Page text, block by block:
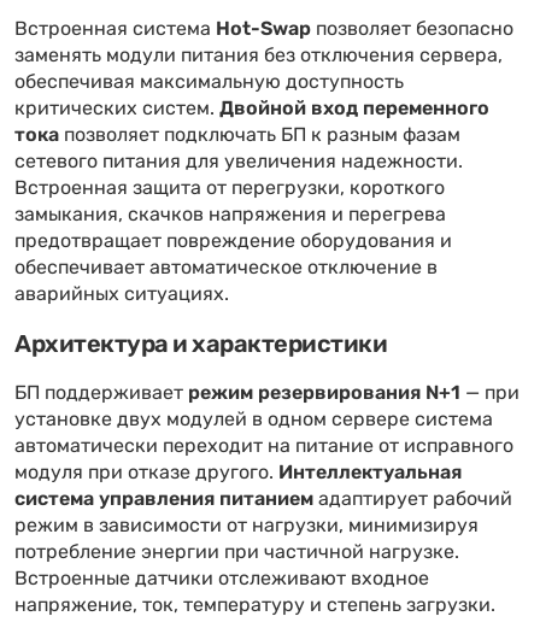
Встроенная система Hot-Swap позволяет безопасно
заменять модули питания без отключения сервера,
обеспечивая максимальную доступность
критических систем. Двойной вход переменного
тока позволяет подключать БП к разным фазам
сетевого питания для увеличения надежности.
Встроенная защита от перегрузки, короткого
замыкания, скачков напряжения и перегрева
предотвращает повреждение оборудования и
обеспечивает автоматическое отключение в
аварийных ситуациях.
Архитектура и характеристики
БП поддерживает режим резервирования N+1 — при
установке двух модулей в одном сервере система
автоматически переходит на питание от исправного
модуля при отказе другого. Интеллектуальная
система управления питаниемадаптирует рабочий
режим в зависимости от нагрузки, минимизируя
потребление энергии при частичной нагрузке.
Встроенные датчики отслеживают входное
напряжение, ток, температуру и степень загрузки.